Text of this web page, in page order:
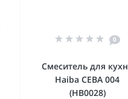
0
Смеситель для
Haiba CEBA 004
(HB0028)